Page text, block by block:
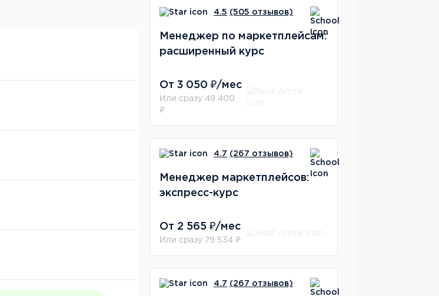
4.5 (505 отзывов)
Менеджер по маркетплейсам:
расширенный курс
От 3 050 ₽/мес
Или сразу 49 400
₽
4.7 (267 отзывов)
Менеджер маркетплейсов:
экспресс-курс
От 2 565 ₽/мес
Или сразу 79 534 ₽
4.7 (267 отзывов)